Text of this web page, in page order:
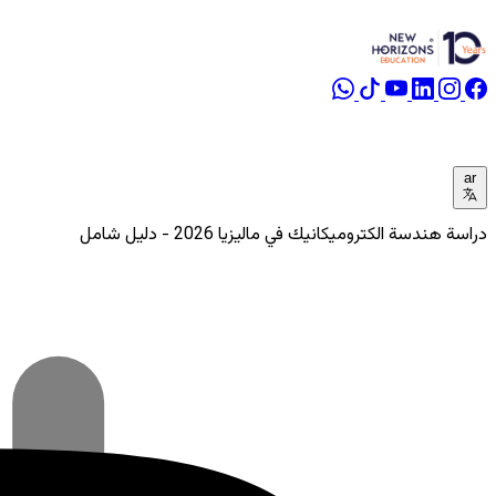
ar
دراسة هندسة الكتروميكانيك في ماليزيا 2026 - دليل شامل